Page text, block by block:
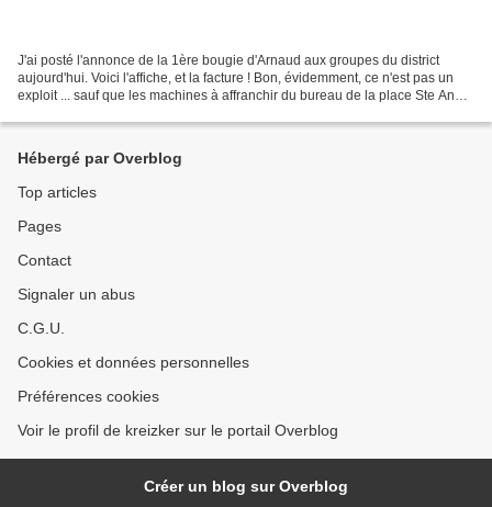
J'ai posté l'annonce de la 1ère bougie d'Arnaud aux groupes du district
aujourd'hui. Voici l'affiche, et la facture ! Bon, évidemment, ce n'est pas un
exploit ... sauf que les machines à affranchir du bureau de la place Ste Anne
Hébergé par Overblog
Top articles
Pages
Contact
Signaler un abus
C.G.U.
Cookies et données personnelles
Préférences cookies
Voir le profil de kreizker sur le portail Overblog
Créer un blog sur Overblog